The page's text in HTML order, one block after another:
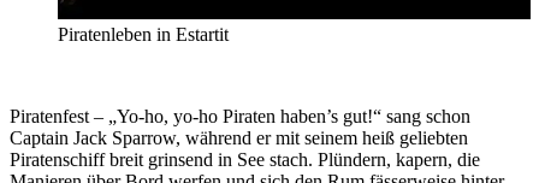
Piratenleben in Estartit
Piratenfest – „Yo-ho, yo-ho Piraten haben’s gut!“ sang schon
Captain Jack Sparrow, während er mit seinem heiß geliebten
Piratenschiff breit grinsend in See stach. Plündern, kapern, die